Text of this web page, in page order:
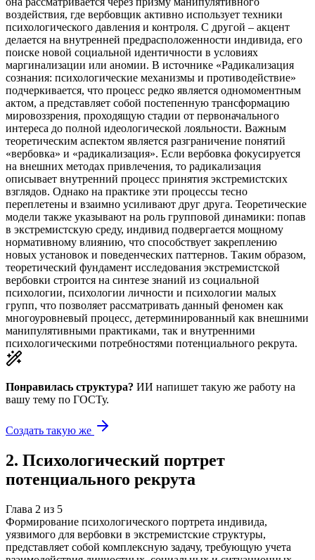
воздействия, где вербовщик активно использует техники
психологического давления и контроля. С другой – акцент
делается на внутренней предрасположенности индивида, его
поиске новой социальной идентичности в условиях
маргинализации или аномии. В источнике «Радикализация
сознания: психологические механизмы и противодействие»
подчеркивается, что процесс редко является одномоментным
актом, а представляет собой постепенную трансформацию
мировоззрения, проходящую стадии от первоначального
интереса до полной идеологической лояльности. Важным
теоретическим аспектом является разграничение понятий
«вербовка» и «радикализация». Если вербовка фокусируется
на внешних методах привлечения, то радикализация
описывает внутренний процесс принятия экстремистских
взглядов. Однако на практике эти процессы тесно
переплетены и взаимно усиливают друг друга. Теоретические
модели также указывают на роль групповой динамики: попав
в экстремистскую среду, индивид подвергается мощному
нормативному влиянию, что способствует закреплению
новых установок и поведенческих паттернов. Таким образом,
теоретический фундамент исследования экстремистской
вербовки строится на синтезе знаний из социальной
психологии, психологии личности и психологии малых
групп, что позволяет рассматривать данный феномен как
многоуровневый процесс, детерминированный как внешними
манипулятивными практиками, так и внутренними
психологическими потребностями потенциального рекрута.
Понравилась структура? ИИ напишет такую же работу на
вашу тему по ГОСТу.
Создать такую же
2. Психологический портрет
потенциального рекрута
Глава 2 из 5
Формирование психологического портрета индивида,
уязвимого для вербовки в экстремистские структуры,
представляет собой комплексную задачу, требующую учета